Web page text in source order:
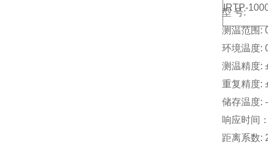
IRTP-
型 号:
测温范围:
环境温度:
测温精度:
重复精度:
储存温度:
响应时间
距离系数: